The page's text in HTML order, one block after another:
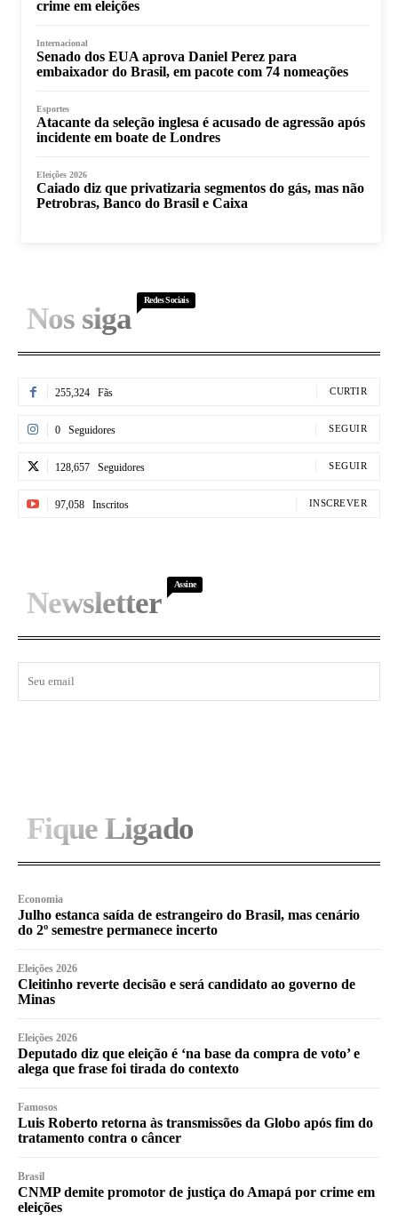
crime em eleições
Internacional
Senado dos EUA aprova Daniel Perez para
embaixador do Brasil, em pacote com 74 nomeações
Esportes
Atacante da seleção inglesa é acusado de agressão após
incidente em boate de Londres
Eleições 2026
Caiado diz que privatizaria segmentos do gás, mas não
Petrobras, Banco do Brasil e Caixa
Nos siga
Redes Sociais
255,324 Fãs CURTIR
0 Seguidores SEGUIR
128,657 Seguidores SEGUIR
97,058 Inscritos INSCREVER
Newsletter
Assine
Fique Ligado
Economia
Julho estanca saída de estrangeiro do Brasil, mas cenário
do 2º semestre permanece incerto
Eleições 2026
Cleitinho reverte decisão e será candidato ao governo de
Minas
Eleições 2026
Deputado diz que eleição é ‘na base da compra de voto’ e
alega que frase foi tirada do contexto
Famosos
Luis Roberto retorna às transmissões da Globo após fim do
tratamento contra o câncer
Brasil
CNMP demite promotor de justiça do Amapá por crime em
eleições